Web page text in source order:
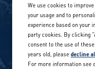
Our locations globally
Career stories
Careers in sports
We use cookies to
your usage and to
experience based on your
party cookies. By clicking
consent to the use of
years old, pleasedecline
For more information see